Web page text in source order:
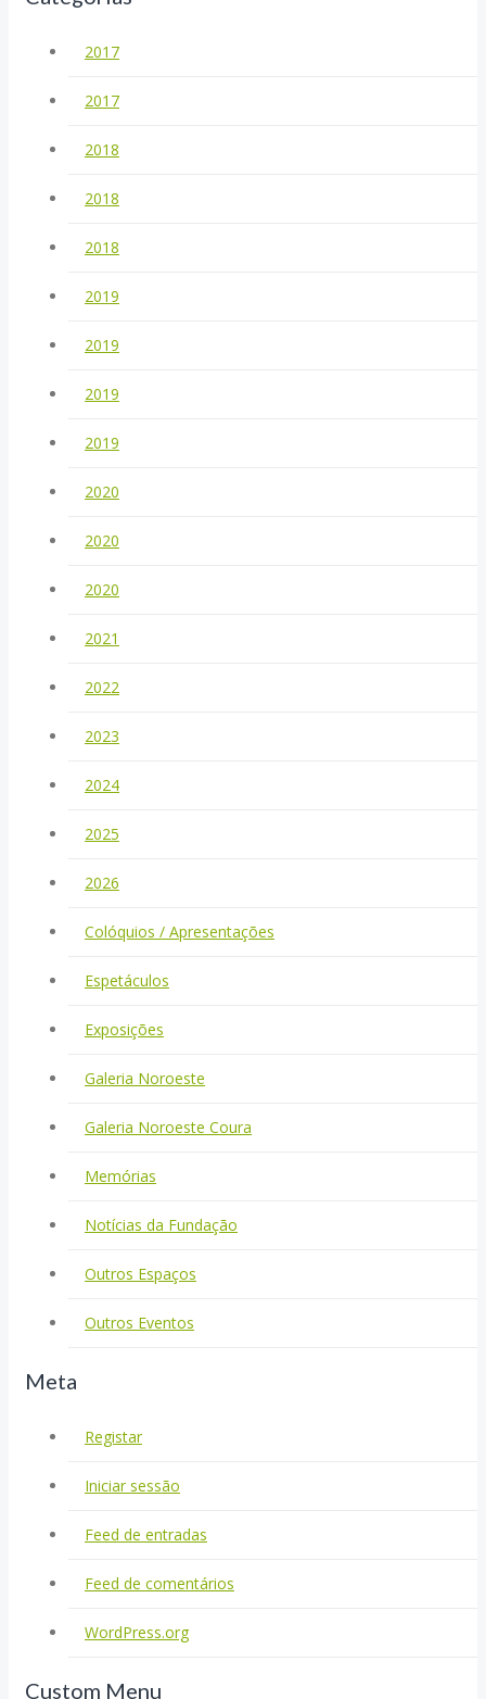
2017
2017
2018
2018
2018
2019
2019
2019
2019
2020
2020
2020
2021
2022
2023
2024
2025
2026
Colóquios / Apresentações
Espetáculos
Exposições
Galeria Noroeste
Galeria Noroeste Coura
Memórias
Notícias da Fundação
Outros Espaços
Outros Eventos
Meta
Registar
Iniciar sessão
Feed de entradas
Feed de comentários
WordPress.org
Custom Menu